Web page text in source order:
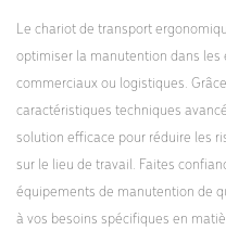
Le chariot de transport
optimiser la manutention dans
commerciaux ou logistiques.
caractéristiques techniques
solution efficace pour réduire les
sur le lieu de travail. Faites
équipements de manutention de
à vos besoins spécifiques en